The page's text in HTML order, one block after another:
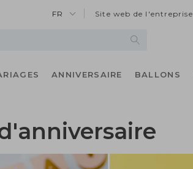
FR Site web de l'entreprise
ANNIVERSAIRE BALLONS